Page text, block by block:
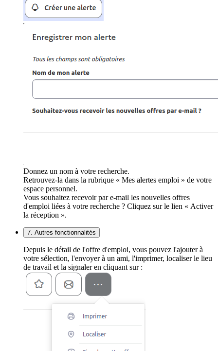
Donnez un nom à votre recherche.
Retrouvez-la dans la rubrique « Mes alertes emploi » de votre
espace personnel.
Vous souhaitez recevoir par e-mail les nouvelles offres
d'emploi liées à votre recherche ? Cliquez sur le lien « Activer
la réception ».
7. Autres fonctionnalités
Depuis le détail de l'offre d'emploi, vous pouvez l'ajouter à
votre sélection, l'envoyer à un ami, l'imprimer, localiser le lieu
de travail et la signaler en cliquant sur :